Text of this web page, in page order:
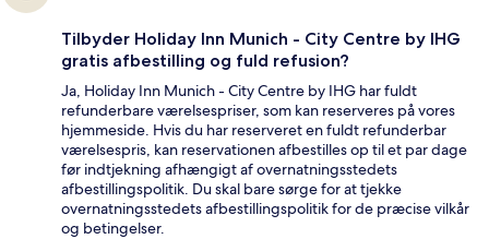
Tilbyder Holiday Inn Munich - City Centre by IHG
gratis afbestilling og fuld refusion?
Ja, Holiday Inn Munich - City Centre by IHG har fuldt
refunderbare værelsespriser, som kan reserveres på vores
hjemmeside. Hvis du har reserveret en fuldt refunderbar
værelsespris, kan reservationen afbestilles op til et par dage
før indtjekning afhængigt af overnatningsstedets
afbestillingspolitik. Du skal bare sørge for at tjekke
overnatningsstedets afbestillingspolitik for de præcise vilkår
og betingelser.